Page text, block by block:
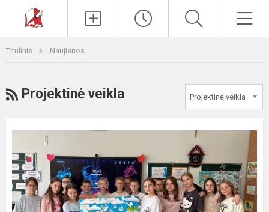
Titulinis Naujienos
RSS
Projektinė veikla
„Poznaj,
wypróbuj,
stwórz”